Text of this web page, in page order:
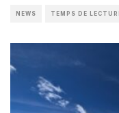
NEWS TEMPS DE